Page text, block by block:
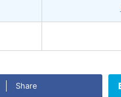
Share